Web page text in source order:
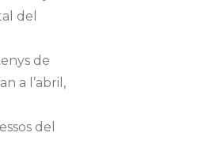
del
de
a l’abril,
del